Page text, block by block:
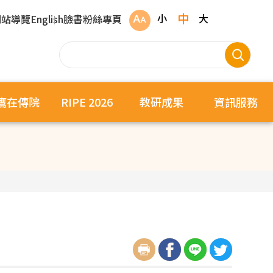
導覽English臉書粉絲專頁 小 中 大
在傳院 RIPE 2026 教研成果 資訊服務